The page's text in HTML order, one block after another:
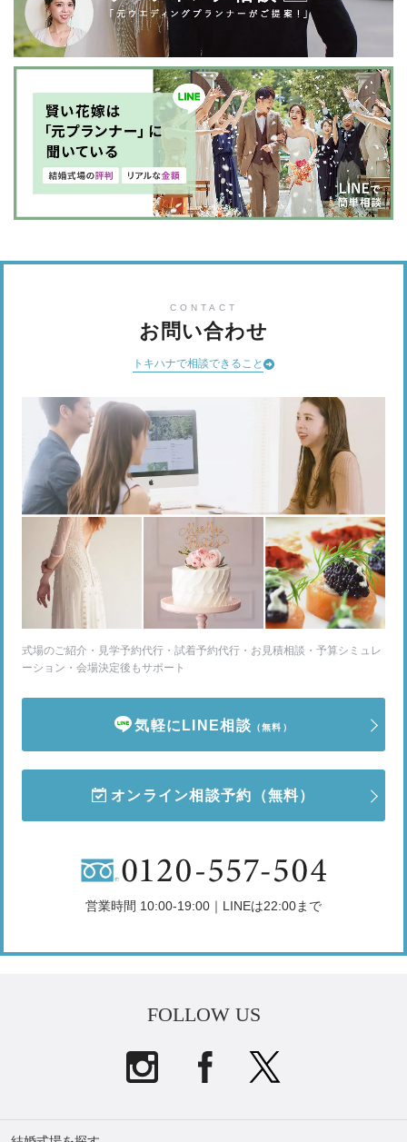
CONTACT
お問い合わせ
トキハナで相談できること
式場のご紹介・見学予約代行・試着予約代行・お見積相談・予算シミュレ
ーション・会場決定後もサポート
気軽にLINE相談 （無料）
オンライン相談予約 （無料）
営業時間 10:00-19:00｜LINEは22:00まで
FOLLOW US